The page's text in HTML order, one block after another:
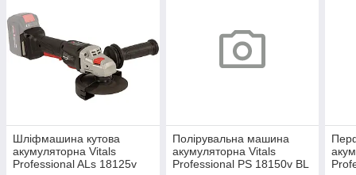
Шліфмашина кутова
акумуляторна Vitals
Professional ALs 18125v
Полірувальна машина
акумуляторна Vitals
Professional PS 18150v BL